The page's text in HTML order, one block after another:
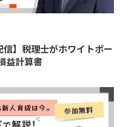
】税理士がホワイトボー
益計算書